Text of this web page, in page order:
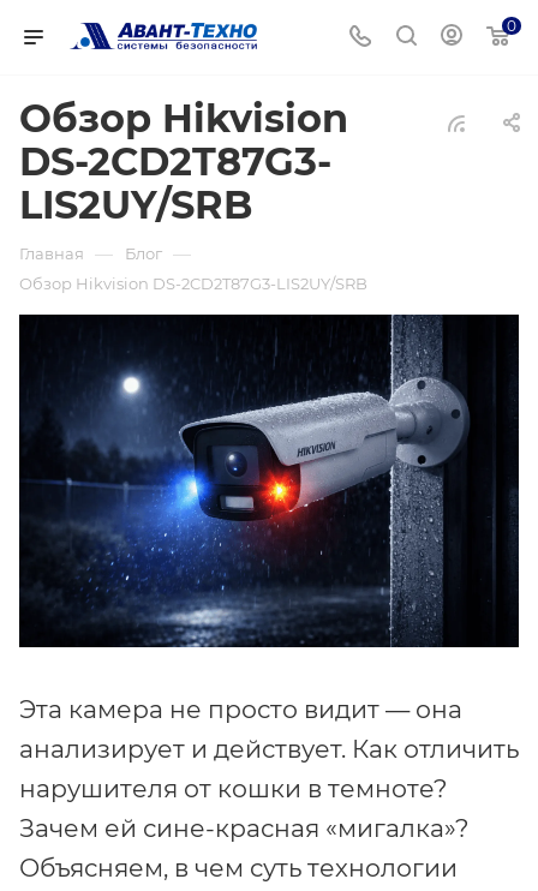
0
Обзор Hikvision
DS-2CD2T87G3-
LIS2UY/SRB
Главная — Блог —
Обзор Hikvision DS-2CD2T87G3-LIS2UY/SRB
Эта камера не просто видит — она
анализирует и действует. Как отличить
нарушителя от кошки в темноте?
Зачем ей сине-красная «мигалка»?
Объясняем, в чем суть технологии